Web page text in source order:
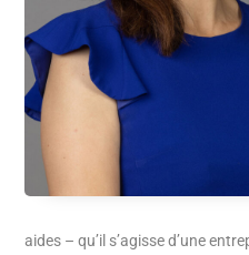
aides – qu’il s’agisse d’une